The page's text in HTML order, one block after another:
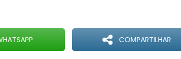
COMPARTILHAR